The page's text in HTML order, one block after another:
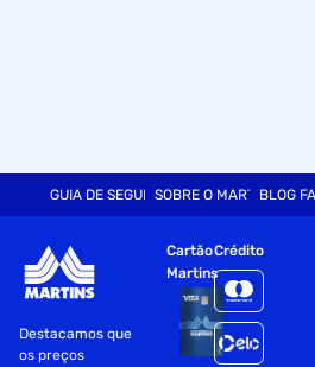
GUIA DE SEGURANÇASOBRE O MARTINSBLOG
Destacamos que
os preços
Cartão
Martins
Crédito